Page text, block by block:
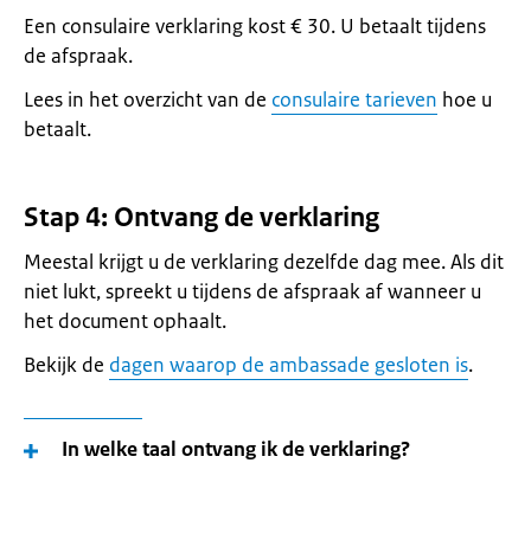
Een consulaire verklaring kost € 30. U betaalt tijdens
de afspraak.
Lees in het overzicht van de consulaire tarieven hoe u
betaalt.
Stap 4: Ontvang de verklaring
Meestal krijgt u de verklaring dezelfde dag mee. Als dit
niet lukt, spreekt u tijdens de afspraak af wanneer u
het document ophaalt.
Bekijk de dagen waarop de ambassade gesloten is.
In welke taal ontvang ik de verklaring?